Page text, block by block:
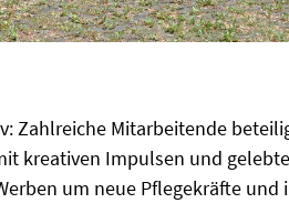
Zahlreiche Mitarbeitende
kreativen Impulsen und
um neue Pflegekräfte und